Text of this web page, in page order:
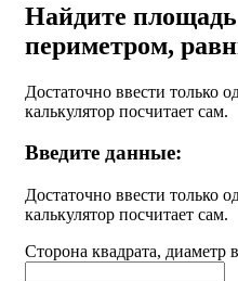
Найдите площадь
периметром,
Достаточно ввести только
калькулятор посчитает сам.
Введите данные:
Достаточно ввести только
калькулятор посчитает сам.
Cторона квадрата,